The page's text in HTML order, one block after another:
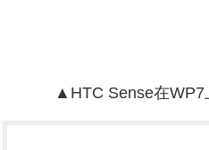
▲HTC Sense在WP7